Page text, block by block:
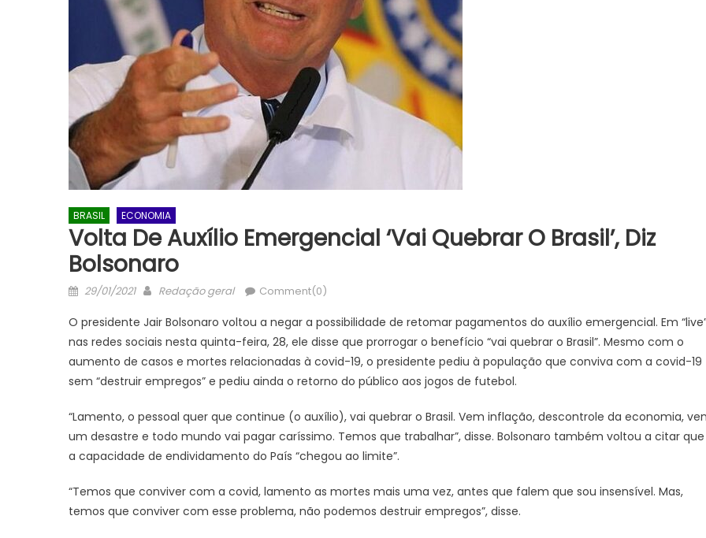
BRASIL ECONOMIA
Volta De Auxílio Emergencial ‘vai Quebrar O Brasil’, Diz
Bolsonaro
Posted
29/01/2021 Author
Redação geral Comment(0)
O presidente Jair Bolsonaro voltou a negar a possibilidade de retomar pagamentos do auxílio emergencial. Em
nas redes sociais nesta quinta-feira, 28, ele disse que prorrogar o benefício “vai quebrar o Brasil”. Mesmo com o
aumento de casos e mortes relacionadas à covid-19, o presidente pediu à população que conviva com a covid-19
sem “destruir empregos” e pediu ainda o retorno do público aos jogos de futebol.
“Lamento, o pessoal quer que continue (o auxílio), vai quebrar o Brasil. Vem inflação, descontrole da economia,
um desastre e todo mundo vai pagar caríssimo. Temos que trabalhar”, disse. Bolsonaro também voltou a citar que
a capacidade de endividamento do País “chegou ao limite”.
“Temos que conviver com a covid, lamento as mortes mais uma vez, antes que falem que sou insensível. Mas,
temos que conviver com esse problema, não podemos destruir empregos”, disse.